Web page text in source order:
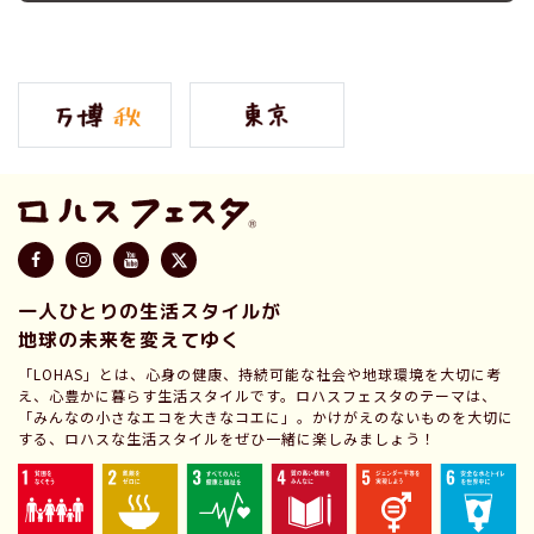
一人ひとりの生活スタイルが
地球の未来を変えてゆく
「LOHAS」とは、心身の健康、持続可能な社会や地球環境を大切に考
え、心豊かに暮らす生活スタイルです。ロハスフェスタのテーマは、
「みんなの小さなエコを大きなコエに」。かけがえのないものを大切に
する、ロハスな生活スタイルをぜひ一緒に楽しみましょう！